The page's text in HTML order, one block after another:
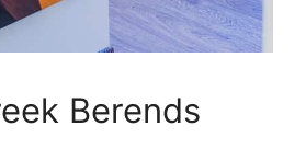
Berends